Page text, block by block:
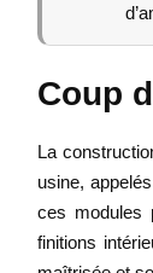
Coup
La
usine,
ces modules
finitions